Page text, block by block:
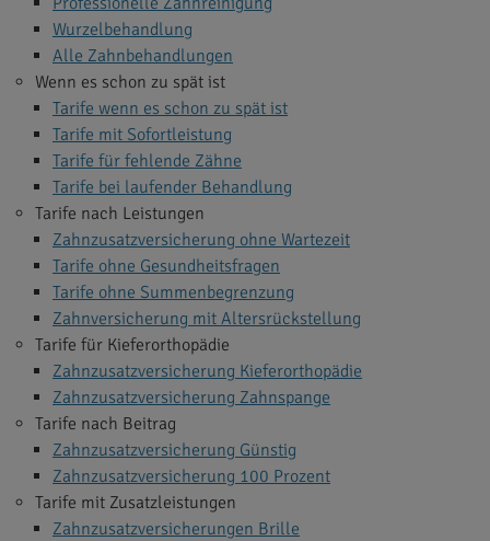
Wurzelbehandlung
Alle Zahnbehandlungen
Wenn es schon zu spät ist
Tarife wenn es schon zu spät ist
Tarife mit Sofortleistung
Tarife für fehlende Zähne
Tarife bei laufender Behandlung
Tarife nach Leistungen
Zahnzusatzversicherung ohne Wartezeit
Tarife ohne Gesundheitsfragen
Tarife ohne Summenbegrenzung
Zahnversicherung mit Altersrückstellung
Tarife für Kieferorthopädie
Zahnzusatzversicherung Kieferorthopädie
Zahnzusatzversicherung Zahnspange
Tarife nach Beitrag
Zahnzusatzversicherung Günstig
Zahnzusatzversicherung 100 Prozent
Tarife mit Zusatzleistungen
Zahnzusatzversicherungen Brille